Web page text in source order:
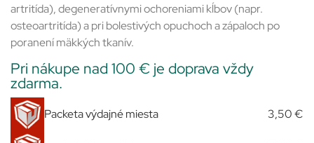
artritída), degeneratívnymi ochoreniami kĺbov (napr.
osteoartritída) a pri bolestivých opuchoch a zápaloch po
poranení mäkkých tkanív.
Pri nákupe nad 100 € je doprava vždy
zdarma.
Packeta výdajné miesta 3,50 €